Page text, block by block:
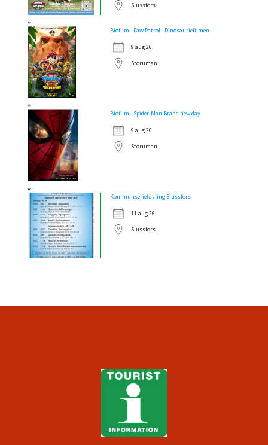
Slussfors
Biofilm - Paw Patrol - Dinosauriefilmen
9 aug 26
Storuman
Biofilm - Spider-Man Brand new day
9 aug 26
Storuman
Kommunserietävling Slussfors
11 aug 26
Slussfors